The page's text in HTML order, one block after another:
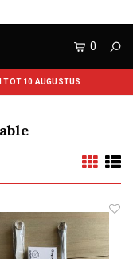
0
TOT 10 AUGUSTUS